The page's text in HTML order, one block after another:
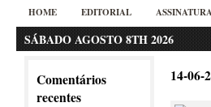
HOME EDITORIAL
SÁBADO AGOSTO 8TH 2026
Comentários
recentes
14-06-